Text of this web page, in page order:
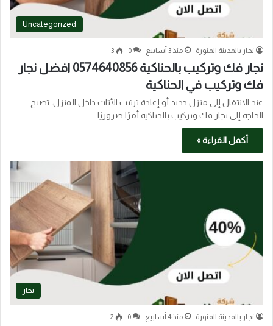
Uncategorized
نجار بالمدينة المنورة منذ 3 أسابيع 0
3
نجار فك وتركيب بالحناكية 0574640856 افضل نجار
فك وتركيب في الحناكية
عند الانتقال إلى منزل جديد أو إعادة ترتيب الأثاث داخل المنزل، تصبح
الحاجة إلى نجار فك وتركيب بالحناكية أمرًا ضروريًا…
أكمل القراءة »
نجار
نجار بالمدينة المنورة منذ 4 أسابيع 0
2